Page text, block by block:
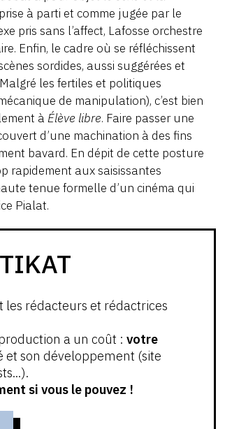
à parti et comme jugée par le
pris sans l’affect, Lafosse orchestre
Enfin, le cadre où se réfléchissent
sordides, aussi suggérées et
les fertiles et politiques
de manipulation), c’est bien
àÉlève libre. Faire passer une
d’une machination à des fins
bavard. En dépit de cette posture
rapidement aux saisissantes
tenue formelle d’un cinéma qui
Pialat.
les rédacteurs et rédactrices
a un coût : votre
son développement (site
si vous le pouvez !